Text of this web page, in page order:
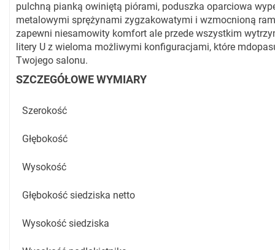
pulchną pianką owiniętą piórami, poduszka oparciowa
metalowymi sprężynami zygzakowatymi i wzmocnioną
zapewni niesamowity komfort ale przede wszystkim
litery U z wieloma możliwymi konfiguracjami, które
Twojego salonu.
SZCZEGÓŁOWE WYMIARY
Szerokość
Głębokość
Wysokość
Głębokość siedziska netto
Wysokość siedziska